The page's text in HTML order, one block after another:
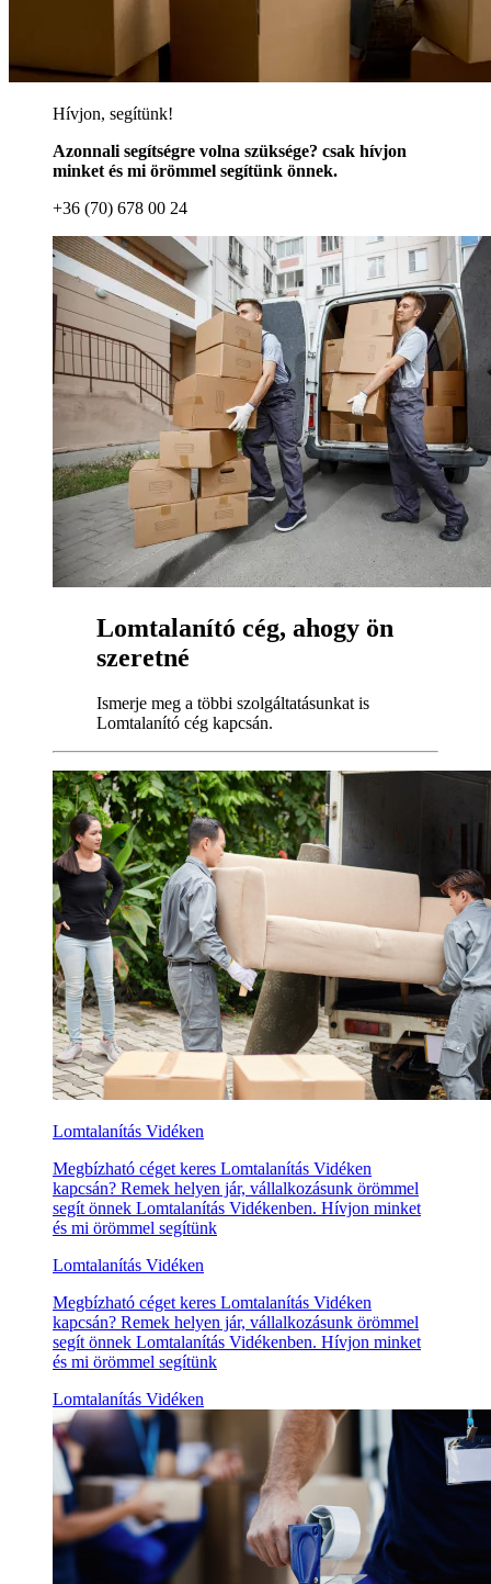
Hívjon, segítünk!
Azonnali segítségre volna szüksége? csak hívjon
minket és mi örömmel segítünk önnek.
+36 (70) 678 00 24
Lomtalanító cég, ahogy ön
szeretné
Ismerje meg a többi szolgáltatásunkat is
Lomtalanító cég kapcsán.
Lomtalanítás Vidéken
Megbízható céget keres Lomtalanítás Vidéken
kapcsán? Remek helyen jár, vállalkozásunk örömmel
segít önnek Lomtalanítás Vidékenben. Hívjon minket
és mi örömmel segítünk
Lomtalanítás Vidéken
Megbízható céget keres Lomtalanítás Vidéken
kapcsán? Remek helyen jár, vállalkozásunk örömmel
segít önnek Lomtalanítás Vidékenben. Hívjon minket
és mi örömmel segítünk
Lomtalanítás Vidéken